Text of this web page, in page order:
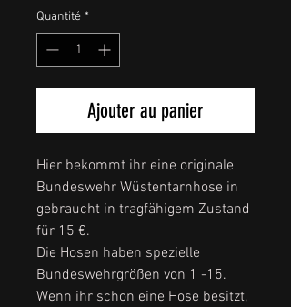
Quantité *
Ajouter au panier
Hier bekommt ihr eine originale
Bundeswehr Wüstentarnhose in
gebraucht in tragfähigem Zustand
für 15 €.
Die Hosen haben spezielle
Bundeswehrgrößen von 1 -15.
Wenn ihr schon eine Hose besitzt,